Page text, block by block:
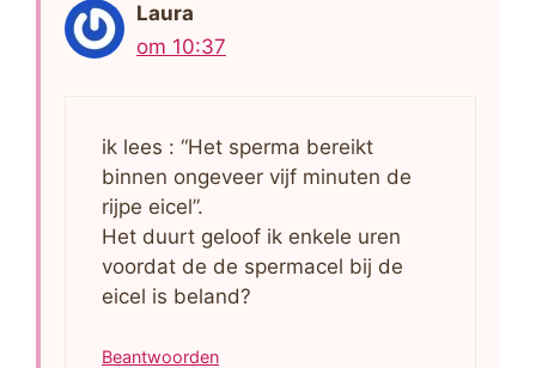
Laura
om 10:37
ik lees : “Het sperma bereikt
binnen ongeveer vijf minuten de
rijpe eicel”.
Het duurt geloof ik enkele uren
voordat de de spermacel bij de
eicel is beland?
Beantwoorden